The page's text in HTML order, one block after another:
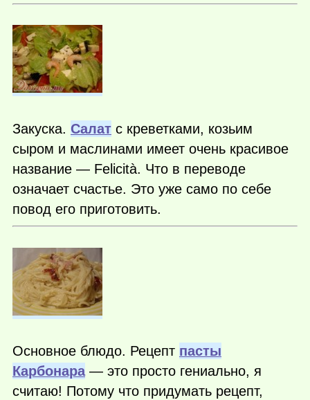
Закуска. Салат с креветками, козьим
сыром и маслинами имеет очень красивое
название — Felicità. Что в переводе
означает счастье. Это уже само по себе
повод его приготовить.
Основное блюдо. Рецепт пасты
Карбонара— это просто гениально, я
считаю! Потому что придумать рецепт,